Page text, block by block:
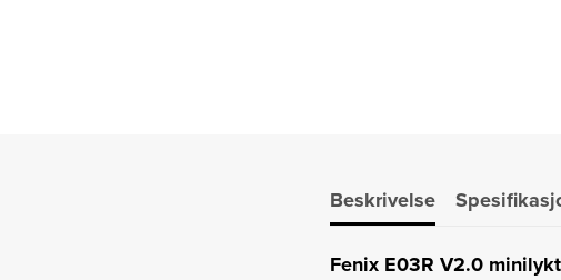
Beskrivelse
Fenix E03R V2.0